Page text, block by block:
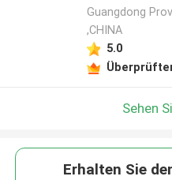
Guangdong
,CHINA
5.0
Sehen
Erhalten Sie